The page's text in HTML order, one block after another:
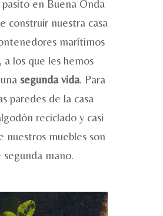
en Buena Onda
construir nuestra casa
marítimos
a los que les hemos
segunda vida. Para
paredes de la casa
reciclado y casi
nuestros muebles son
segunda mano.